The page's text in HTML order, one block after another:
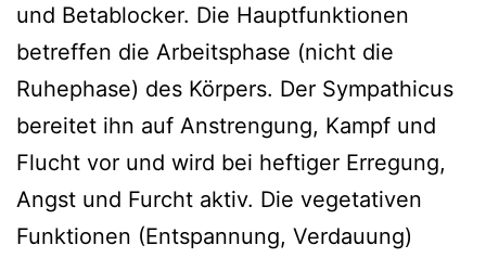
und Betablocker. Die Hauptfunktionen
betreffen die Arbeitsphase (nicht die
Ruhephase) des Körpers. Der Sympathicus
bereitet ihn auf Anstrengung, Kampf und
Flucht vor und wird bei heftiger Erregung,
Angst und Furcht aktiv. Die vegetativen
Funktionen (Entspannung, Verdauung)